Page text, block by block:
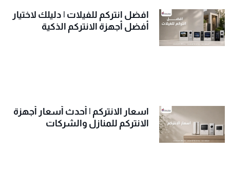
افضل انتركم للفيلات | دليلك لاختيار
أفضل أجهزة الانتركم الذكية
اسعار الانتركم | أحدث أسعار أجهزة
الانتركم للمنازل والشركات